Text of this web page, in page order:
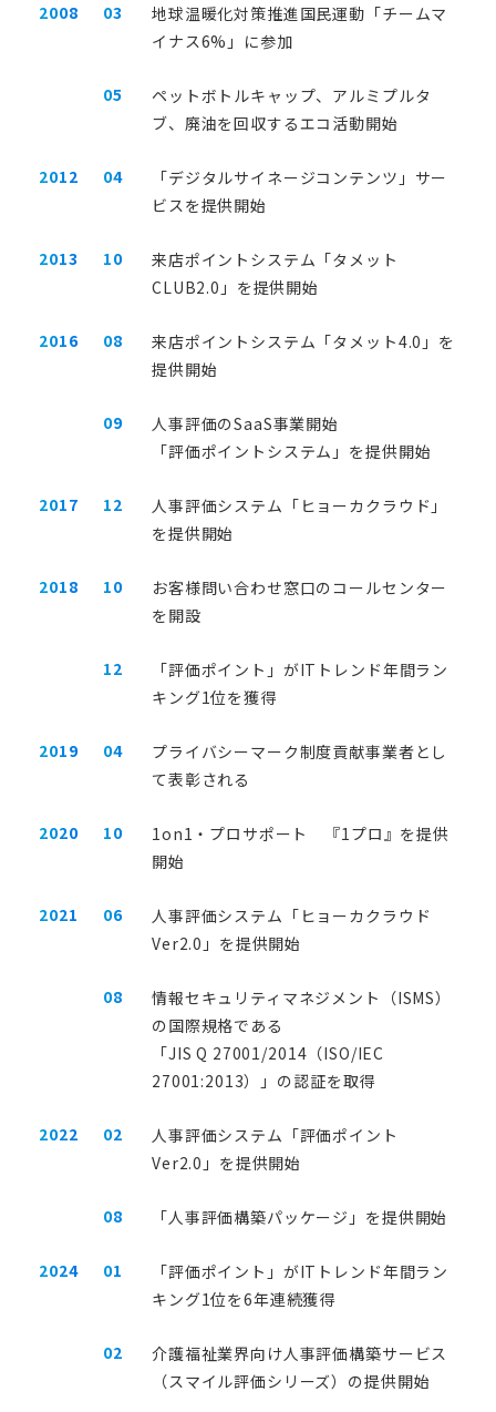
2008 03
地球温暖化対策推進国民運動「チームマ
イナス6%」に参加
05
ペットボトルキャップ、アルミプルタ
ブ、廃油を回収するエコ活動開始
2012 04
「デジタルサイネージコンテンツ」サー
ビスを提供開始
2013 10
来店ポイントシステム「タメット
CLUB2.0」を提供開始
2016 08
来店ポイントシステム「タメット4.0」を
提供開始
09
人事評価のSaaS事業開始
「評価ポイントシステム」を提供開始
2017 12
人事評価システム「ヒョーカクラウド」
を提供開始
2018 10
お客様問い合わせ窓口のコールセンター
を開設
12
「評価ポイント」がITトレンド年間ラン
キング1位を獲得
2019 04
プライバシーマーク制度貢献事業者とし
て表彰される
2020 10
1on1・プロサポート 『1プロ』を提供
開始
2021 06
人事評価システム「ヒョーカクラウド
Ver2.0」を提供開始
08
情報セキュリティマネジメント（ISMS）
の国際規格である
「JIS Q 27001/2014（ISO/IEC
27001:2013）」の認証を取得
2022 02
人事評価システム「評価ポイント
Ver2.0」を提供開始
08 「人事評価構築パッケージ」を提供開始
2024 01
「評価ポイント」がITトレンド年間ラン
キング1位を6年連続獲得
02
介護福祉業界向け人事評価構築サービス
（スマイル評価シリーズ）の提供開始